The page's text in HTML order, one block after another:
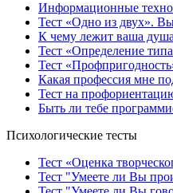
Информационные
Тест «Одно из двух».
К чему лежит ваша
Тест «Определение
Тест
Какая профессия мне
Тест на
Быть ли тебе
Психологические тесты
Тест «Оценка
Тест "Умеете ли Вы